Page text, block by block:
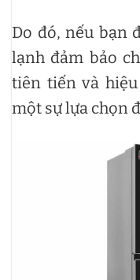
Do đó, nếu bạn
lạnh đảm bảo
tiên tiến và
một sự lựa chọn